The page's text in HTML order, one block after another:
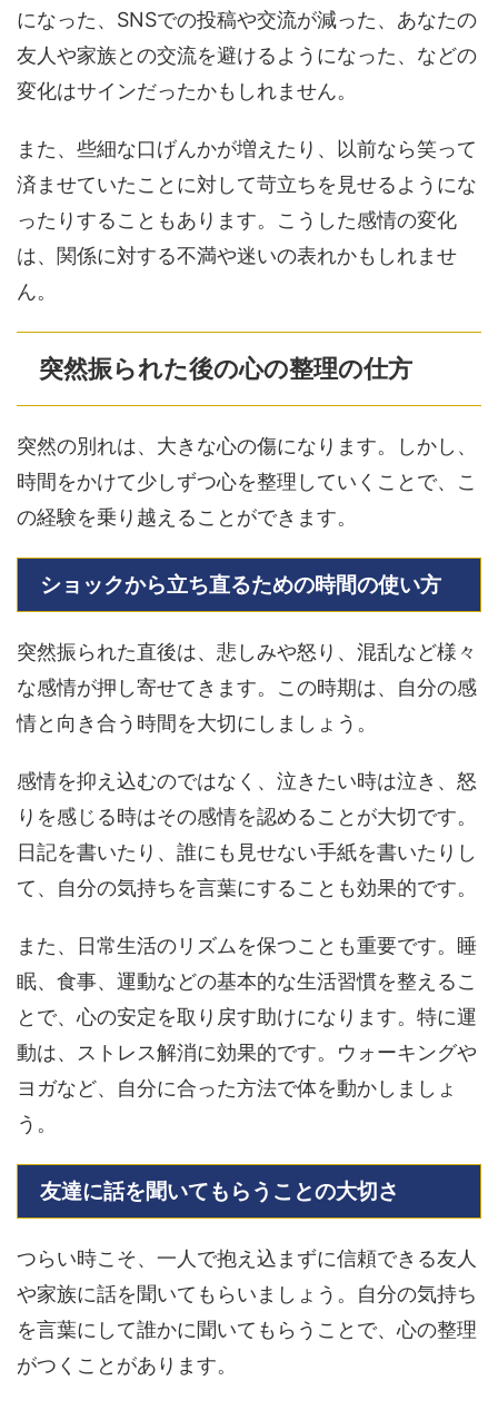
になった、SNSでの投稿や交流が減った、あなたの
友人や家族との交流を避けるようになった、などの
変化はサインだったかもしれません。
また、些細な口げんかが増えたり、以前なら笑って
済ませていたことに対して苛立ちを見せるようにな
ったりすることもあります。こうした感情の変化
は、関係に対する不満や迷いの表れかもしれませ
ん。
突然振られた後の心の整理の仕方
突然の別れは、大きな心の傷になります。しかし、
時間をかけて少しずつ心を整理していくことで、こ
の経験を乗り越えることができます。
ショックから立ち直るための時間の使い方
突然振られた直後は、悲しみや怒り、混乱など様々
な感情が押し寄せてきます。この時期は、自分の感
情と向き合う時間を大切にしましょう。
感情を抑え込むのではなく、泣きたい時は泣き、怒
りを感じる時はその感情を認めることが大切です。
日記を書いたり、誰にも見せない手紙を書いたりし
て、自分の気持ちを言葉にすることも効果的です。
また、日常生活のリズムを保つことも重要です。睡
眠、食事、運動などの基本的な生活習慣を整えるこ
とで、心の安定を取り戻す助けになります。特に運
動は、ストレス解消に効果的です。ウォーキングや
ヨガなど、自分に合った方法で体を動かしましょ
う。
友達に話を聞いてもらうことの大切さ
つらい時こそ、一人で抱え込まずに信頼できる友人
や家族に話を聞いてもらいましょう。自分の気持ち
を言葉にして誰かに聞いてもらうことで、心の整理
がつくことがあります。